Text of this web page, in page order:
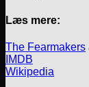
Læs mere:
The Fearmakers
IMDB
Wikipedia